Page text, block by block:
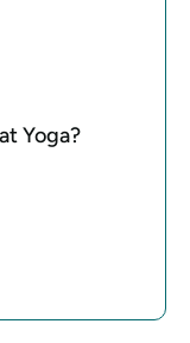
Yoga?